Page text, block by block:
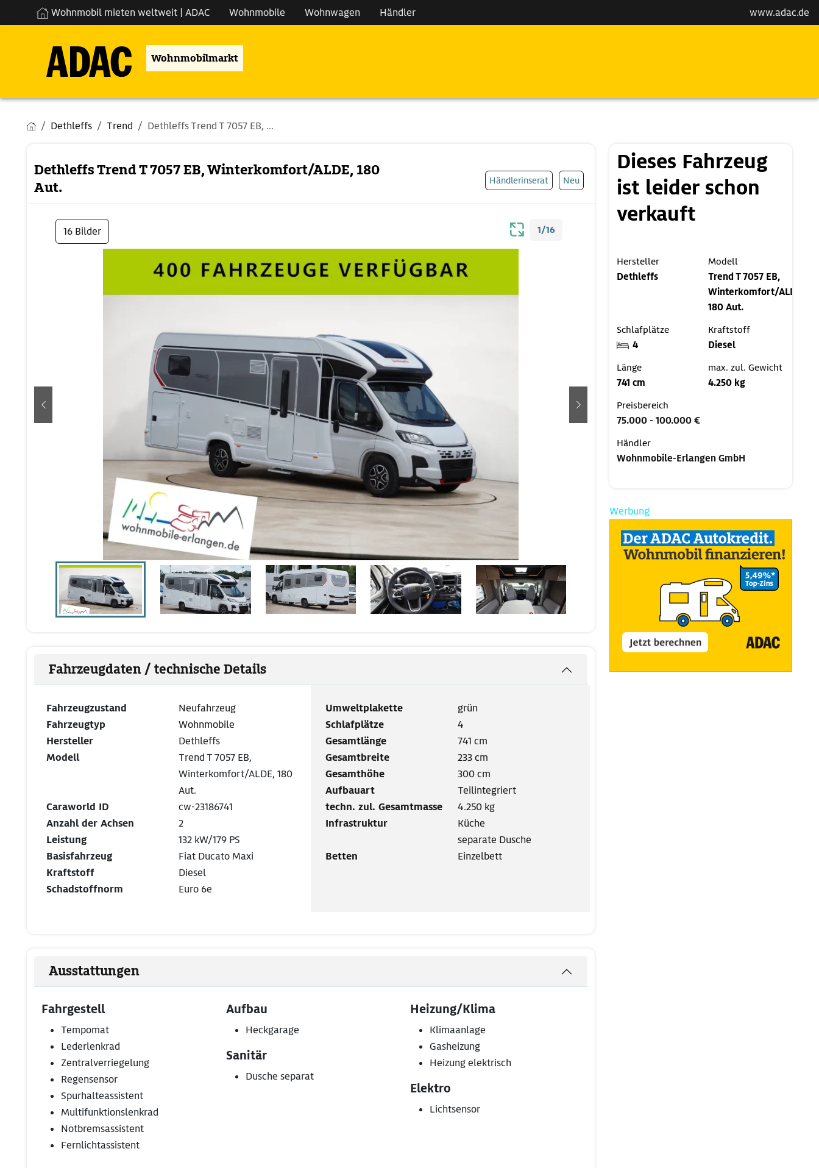
Wohnmobil mieten weltweit | ADAC Wohnmobile Wohnwagen Händler www.adac.de
Wohnmobilmarkt
Dethleffs Trend Dethleffs Trend T 7057 EB, ...
Dethleffs Trend T 7057 EB, Winterkomfort/ALDE, 180
Aut.
Händlerinserat Neu
16 Bilder 1/16
zurück weiter
Fahrzeugdaten / technische Details
Fahrzeugzustand
Neufahrzeug
Fahrzeugtyp
Wohnmobile
Hersteller
Dethleffs
Modell
Trend T 7057 EB,
Winterkomfort/ALDE, 180
Aut.
Caraworld ID
cw-23186741
Anzahl der Achsen
2
Leistung
132 kW/179 PS
Basisfahrzeug
Fiat Ducato Maxi
Kraftstoff
Diesel
Schadstoffnorm
Euro 6e
Umweltplakette
grün
Schlafplätze
4
Gesamtlänge
741 cm
Gesamtbreite
233 cm
Gesamthöhe
300 cm
Aufbauart
Teilintegriert
techn. zul. Gesamtmasse
4.250 kg
Infrastruktur
Küche
separate Dusche
Betten
Einzelbett
Ausstattungen
Fahrgestell
Tempomat
Lederlenkrad
Zentralverriegelung
Regensensor
Spurhalteassistent
Multifunktionslenkrad
Notbremsassistent
Fernlichtassistent
Aufbau
Heckgarage
Heizung/Klima
Klimaanlage
Gasheizung
Heizung elektrisch
Sanitär
Dusche separat
Elektro
Lichtsensor
Dieses Fahrzeug
ist leider schon
verkauft
Hersteller
Dethleffs
Modell
Trend T 7057 EB,
Winterkomfort/ALDE,
180 Aut.
Schlafplätze
4
Kraftstoff
Diesel
Länge
741 cm
max. zul. Gewicht
4.250 kg
Preisbereich
75.000 - 100.000 €
Händler
Wohnmobile-Erlangen GmbH
Werbung